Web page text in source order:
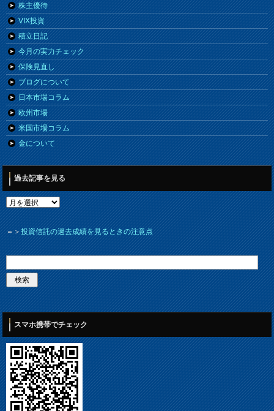
株主優待
VIX投資
積立日記
今月の実力チェック
保険見直し
ブログについて
日本市場コラム
欧州市場
米国市場コラム
金について
過去記事を見る
＝＞投資信託の過去成績を見るときの注意点
スマホ携帯でチェック